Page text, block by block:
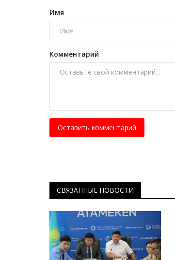
Имя
Комментарий
Оставить комментарий
СВЯЗАННЫЕ НОВОСТИ
шагов в жизни семьи.